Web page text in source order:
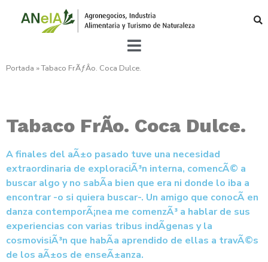
Portada »Tabaco FrÃƒÂ­o. Coca Dulce.
Tabaco FrÃ­o. Coca Dulce.
A finales del aÃ±o pasado tuve una necesidad
extraordinaria de exploraciÃ³n interna, comencÃ© a
buscar algo y no sabÃ­a bien que era ni donde lo iba a
encontrar -o si quiera buscar-. Un amigo que conocÃ­ en
danza contemporÃ¡nea me comenzÃ³ a hablar de sus
experiencias con varias tribus indÃ­genas y la
cosmovisiÃ³n que habÃ­a aprendido de ellas a travÃ©s
de los aÃ±os de enseÃ±anza.